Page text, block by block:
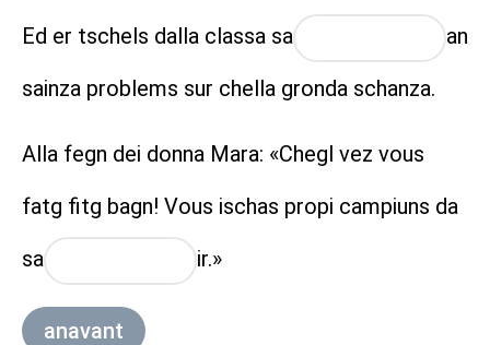
Ed er tschels dalla classa sa
an
sainza problems sur chella gronda schanza.
Alla fegn dei donna Mara: «Chegl vez vous
fatg fitg bagn! Vous ischas propi campiuns da
sa
ir.»
anavant